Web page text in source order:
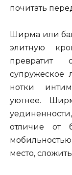
почитать
Ширма или
элитную
превратит
супружеское
нотки
уютнее.
отличие от
место,